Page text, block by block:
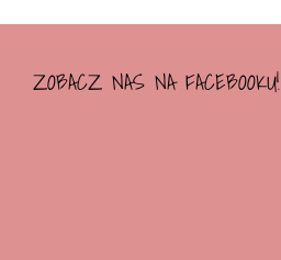
ZOBACZ NAS NA FACEBOOKU!